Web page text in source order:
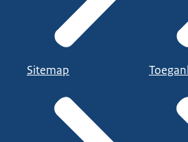
Sitemap